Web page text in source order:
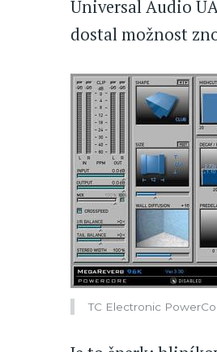
Universal Audio
dostal možnost
TC Electronic